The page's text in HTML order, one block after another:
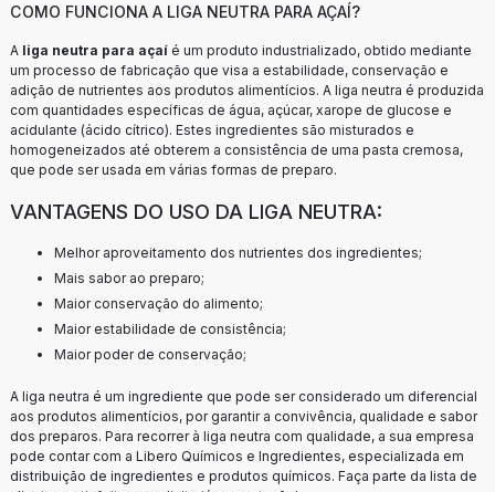
COMO FUNCIONA A LIGA NEUTRA PARA AÇAÍ?
A liga neutra para açaí é um produto industrializado, obtido mediante
um processo de fabricação que visa a estabilidade, conservação e
adição de nutrientes aos produtos alimentícios. A liga neutra é produzida
com quantidades específicas de água, açúcar, xarope de glucose e
acidulante (ácido cítrico). Estes ingredientes são misturados e
homogeneizados até obterem a consistência de uma pasta cremosa,
que pode ser usada em várias formas de preparo.
VANTAGENS DO USO DA LIGA NEUTRA:
Melhor aproveitamento dos nutrientes dos ingredientes;
Mais sabor ao preparo;
Maior conservação do alimento;
Maior estabilidade de consistência;
Maior poder de conservação;
A liga neutra é um ingrediente que pode ser considerado um diferencial
aos produtos alimentícios, por garantir a convivência, qualidade e sabor
dos preparos. Para recorrer à liga neutra com qualidade, a sua empresa
pode contar com a Libero Químicos e Ingredientes, especializada em
distribuição de ingredientes e produtos químicos. Faça parte da lista de